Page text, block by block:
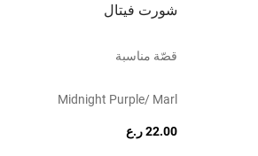
شورت فيتال
قصّة مناسبة
Midnight Purple/ Marl
22.00 ر.ع